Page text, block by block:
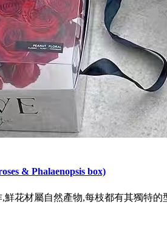
& Phalaenopsis box)
鮮花材屬自然產物,每枝都有其獨特